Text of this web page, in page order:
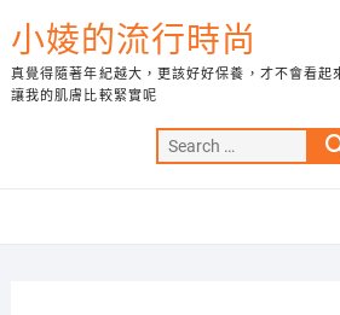
to
content
小婈的流行時尚
真覺得隨著年紀越大，更該好好保養，才不會看起
讓我的肌膚比較緊實呢
…